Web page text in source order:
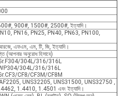
900#, 1500#, 2500#, ইত্যাদি।
PN16, PN25, PN40, PN63, PN100,
এফএম, এম, টি, জি, ইত্যাদি।
(আপনার অনুরোধ হিসাবে)
304L/316/316L
304L/316/316L
CF8/CF3M/CF8M
UNS32205, UNS31500, UNS32750 ,
1.4410, 1.4501 এবং ইত্যাদি।